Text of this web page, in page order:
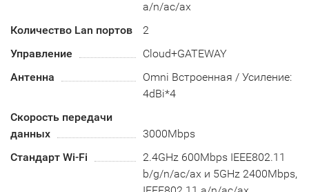
a/n/ac/ax
Количество Lan портов
2
Управление
Cloud+GATEWAY
Антенна
Omni Встроенная / Усиление:
4dBi*4
Скорость передачи
данных
3000Mbps
Стандарт Wi-Fi
2.4GHz 600Mbps IEEE802.11
b/g/n/ac/ax и 5GHz 2400Mbps,